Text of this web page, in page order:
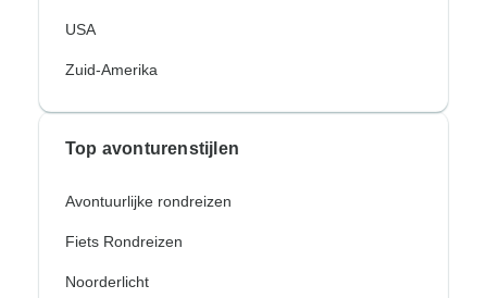
USA
Zuid-Amerika
Top avonturenstijlen
Avontuurlijke rondreizen
Fiets Rondreizen
Noorderlicht